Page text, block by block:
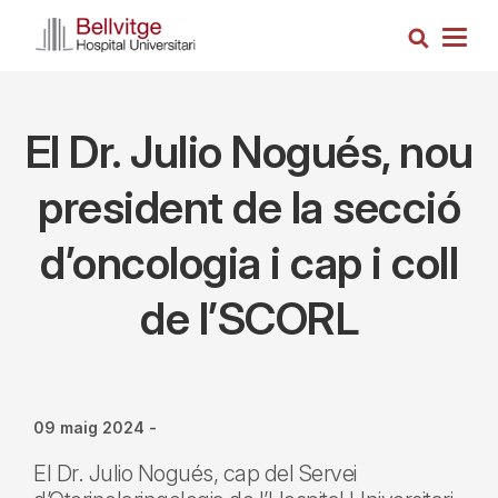
Cerca
El Dr. Julio Nogués, nou
president de la secció
d’oncologia i cap i coll
de l’SCORL
09 maig 2024 -
El Dr. Julio Nogués, cap del Servei